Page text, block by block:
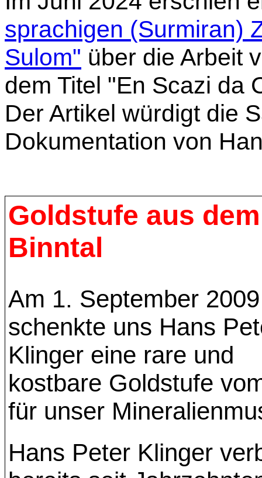
sprachigen (Surmiran)
Sulom" über die Arbeit
dem Titel "En Scazi da
Der Artikel würdigt die
Dokumentation von
Goldstufe aus dem
Binntal
Am 1. September 2009
schenkte uns Hans
Klinger eine rare und
kostbare Goldstufe
für unser
Hans Peter Klinger